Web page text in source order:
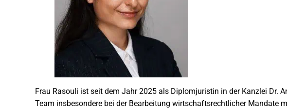
Frau Rasouli ist seit dem Jahr 2025 als Diplomjuristin in der Kanzlei Dr.
Team insbesondere bei der Bearbeitung wirtschaftsrechtlicher Mandate